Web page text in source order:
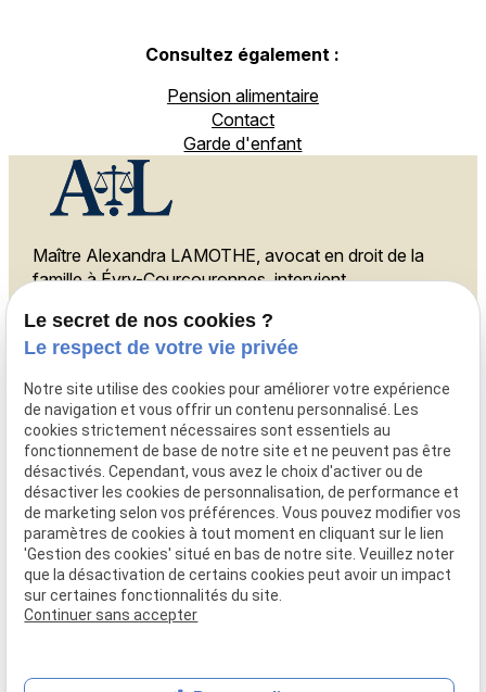
Consultez également :
Pension alimentaire
Contact
Garde d'enfant
Maître Alexandra LAMOTHE, avocat en droit de la
famille à Évry-Courcouronnes, intervient
Essonnes.
01 88 24 23 34
Adresse
11 rue des Mazières,
91000 Évry-Courcouronnes
Horaires
09:00 - 18:00
Lundi - Vendredi
Le secret de nos cookies ?
Le respect de votre vie privée
Notre site utilise des cookies pour améliorer votre expérience
de navigation et vous offrir un contenu personnalisé. Les
cookies strictement nécessaires sont essentiels au
fonctionnement de base de notre site et ne peuvent pas être
désactivés. Cependant, vous avez le choix d'activer ou de
désactiver les cookies de personnalisation, de performance et
de marketing selon vos préférences. Vous pouvez modifier vos
paramètres de cookies à tout moment en cliquant sur le lien
'Gestion des cookies' situé en bas de notre site. Veuillez noter
que la désactivation de certains cookies peut avoir un impact
sur certaines fonctionnalités du site.
Continuer sans accepter